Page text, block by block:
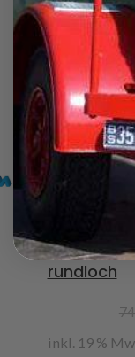
Alu
rundloch
inkl. 19 %